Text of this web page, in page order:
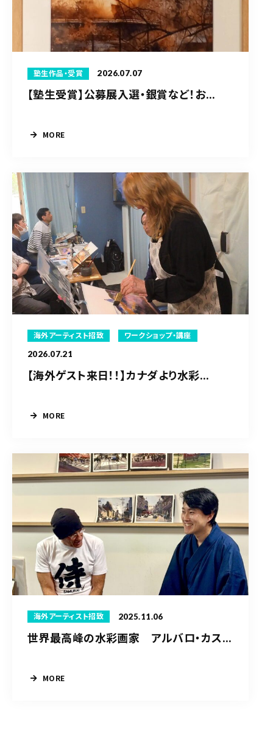
塾生作品・受賞 2026.07.07
【塾生受賞】公募展入選・銀賞など！お...
MORE
海外アーティスト招致 ワークショップ・講座
2026.07.21
【海外ゲスト来日！！】カナダより水彩...
MORE
海外アーティスト招致 2025.11.06
世界最高峰の水彩画家 アルバロ・カス...
MORE